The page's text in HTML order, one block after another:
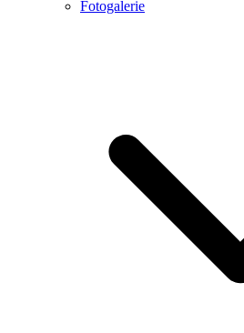
Fotogalerie